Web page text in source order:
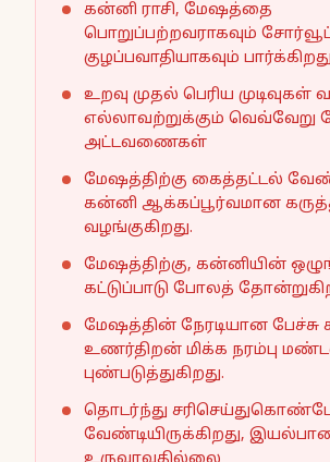
கன்னி ராசி, மேஷத்தை
பொறுப்பற்றவராகவும்
குழப்பவாதியாகவும்
உறவு முதல் பெரிய முடிவுகள்
எல்லாவற்றுக்கும் வெவ்வேறு
அட்டவணைகள்
மேஷத்திற்கு கைத்தட்டல்
கன்னி ஆக்கப்பூர்வமான
வழங்குகிறது.
மேஷத்திற்கு, கன்னியின்
கட்டுப்பாடு போலத்
மேஷத்தின் நேரடியான
உணர்திறன் மிக்க நரம்பு
புண்படுத்துகிறது.
தொடர்ந்து
வேண்டியிருக்கிறது,